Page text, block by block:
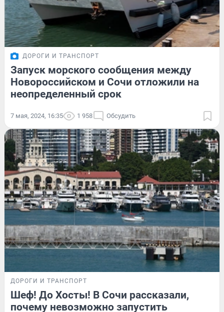
ДОРОГИ И ТРАНСПОРТ
Запуск морского сообщения между
Новороссийском и Сочи отложили на
неопределенный срок
7 мая, 2024, 16:35 1 958 Обсудить
ДОРОГИ И ТРАНСПОРТ
Шеф! До Хосты! В Сочи рассказали,
почему невозможно запустить